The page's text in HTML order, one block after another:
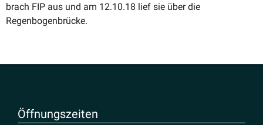
brach FIP aus und am 12.10.18 lief sie über die
Regenbogenbrücke.
Öffnungs­zeiten